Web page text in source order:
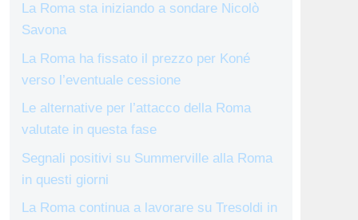
La Roma sta iniziando a sondare Nicolò
Savona
La Roma ha fissato il prezzo per Koné
verso l’eventuale cessione
Le alternative per l’attacco della Roma
valutate in questa fase
Segnali positivi su Summerville alla Roma
in questi giorni
La Roma continua a lavorare su Tresoldi in